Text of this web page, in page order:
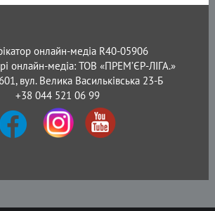
онлайн-медіа R40-05906
онлайн-медіа: ТОВ «ПРЕМ’ЄР-ЛІГА.»
вул. Велика Васильківська 23-Б
+38 044 521 06 99